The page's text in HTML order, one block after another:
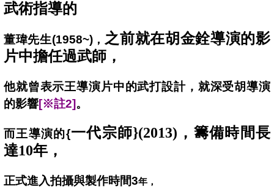
武術指導的
董瑋先生(1958~)， 之前就在胡金銓導演的影
片中擔任過武師，
他就曾表示王導演片中的武打設計，就深受胡導演
的影響[※註2] 。
而王導演的{一代宗師}(2013)，籌備時間長
達10年，
正式進入拍攝與製作時間3年，